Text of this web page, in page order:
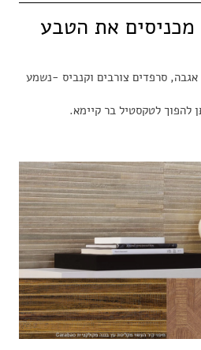
מכניסים את הטבע
סרפדים צורבים וקנביס -נשמע
להפוך לטקסטיל בר קיימא.